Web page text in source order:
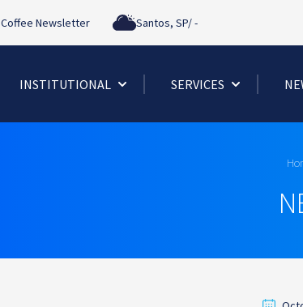
Coffee Newsletter Santos, SP/-
INSTITUTIONAL SERVICES